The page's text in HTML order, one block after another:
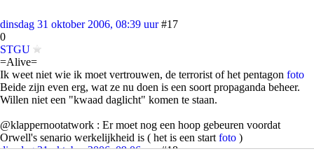
dinsdag 31 oktober 2006, 08:39 uur #17
0
STGU
=Alive=
Ik weet niet wie ik moet vertrouwen, de terrorist of het pentagon foto
Beide zijn even erg, wat ze nu doen is een soort propaganda beheer.
Willen niet een "kwaad daglicht" komen te staan.
@klappernootatwork : Er moet nog een hoop gebeuren voordat
Orwell's senario werkelijkheid is ( het is een start foto )
dinsdag 31 oktober 2006, 09:06 uur #18